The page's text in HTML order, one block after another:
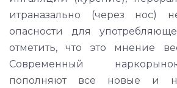
итраназально (через нос)
опасности для
отметить, что это мнение
Современный
пополняют все новые и